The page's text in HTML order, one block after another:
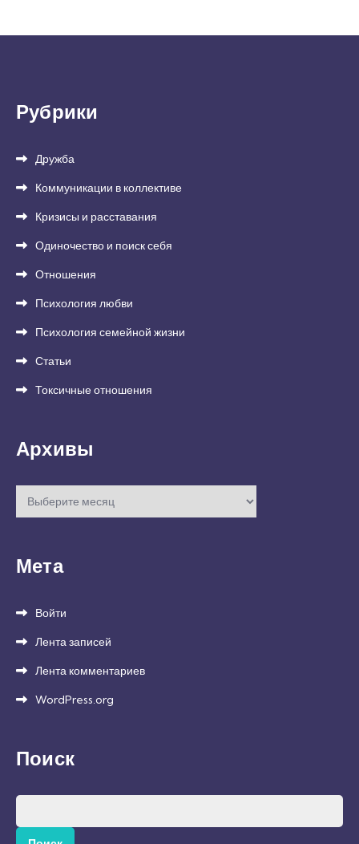
Рубрики
Дружба
Коммуникации в коллективе
Кризисы и расставания
Одиночество и поиск себя
Отношения
Психология любви
Психология семейной жизни
Статьи
Токсичные отношения
Архивы
Архивы
Мета
Войти
Лента записей
Лента комментариев
WordPress.org
Поиск